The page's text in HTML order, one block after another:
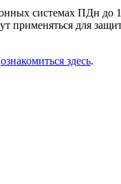
системах ПДн до
применяться для
ознакомиться здесь.